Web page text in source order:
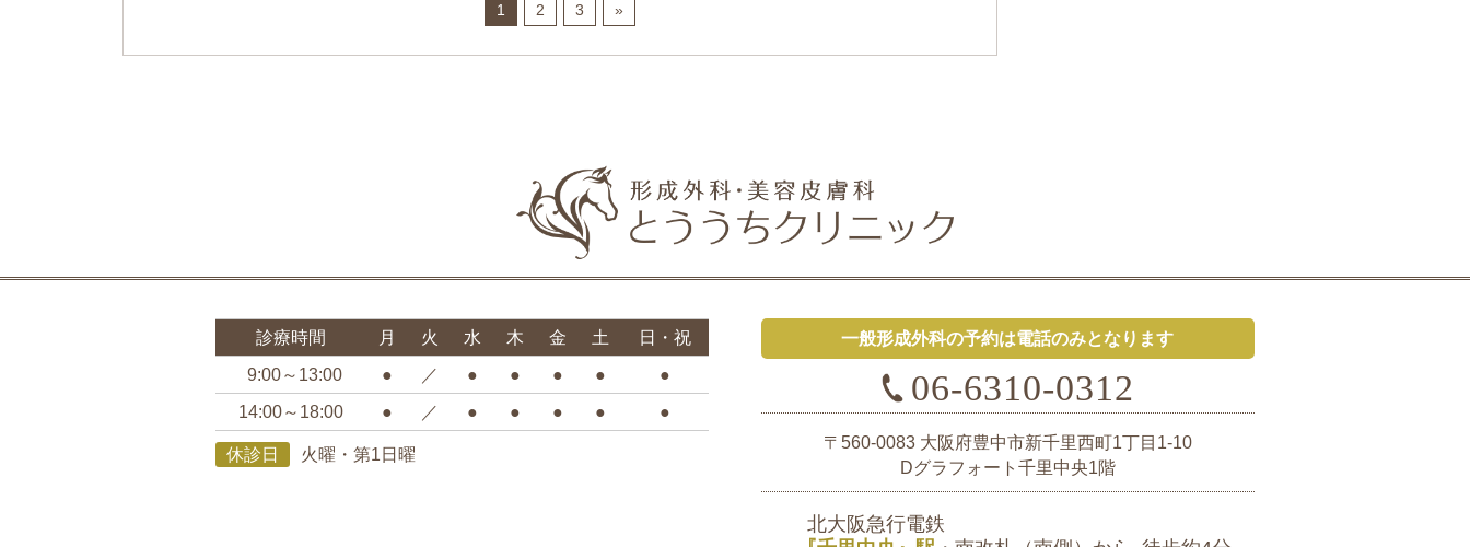
1 2 3 »
診療時間 月 火 水 木 金 土
日・祝
9:00～13:00
● ／ ● ● ● ●
●
14:00～18:00
● ／ ● ● ● ● ●
休診日 火曜・第1日曜
一般形成外科の予約は電話のみとなります
06-6310-0312
〒560-0083 大阪府豊中市新千里西町1丁目1-10
Dグラフォート千里中央1階
北大阪急行電鉄